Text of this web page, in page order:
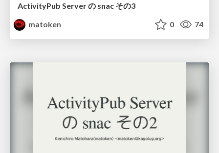
ActivityPub Server の snac その3
matoken
0 74